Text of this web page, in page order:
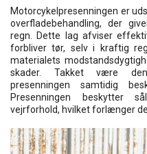
Motorcykelpresenningen er
overfladebehandling, der
regn. Dette lag afviser
forbliver tør, selv i kraftig
materialets
skader. Takket være
presenningen samtidig
Presenningen beskytter
vejrforhold, hvilket forlænger